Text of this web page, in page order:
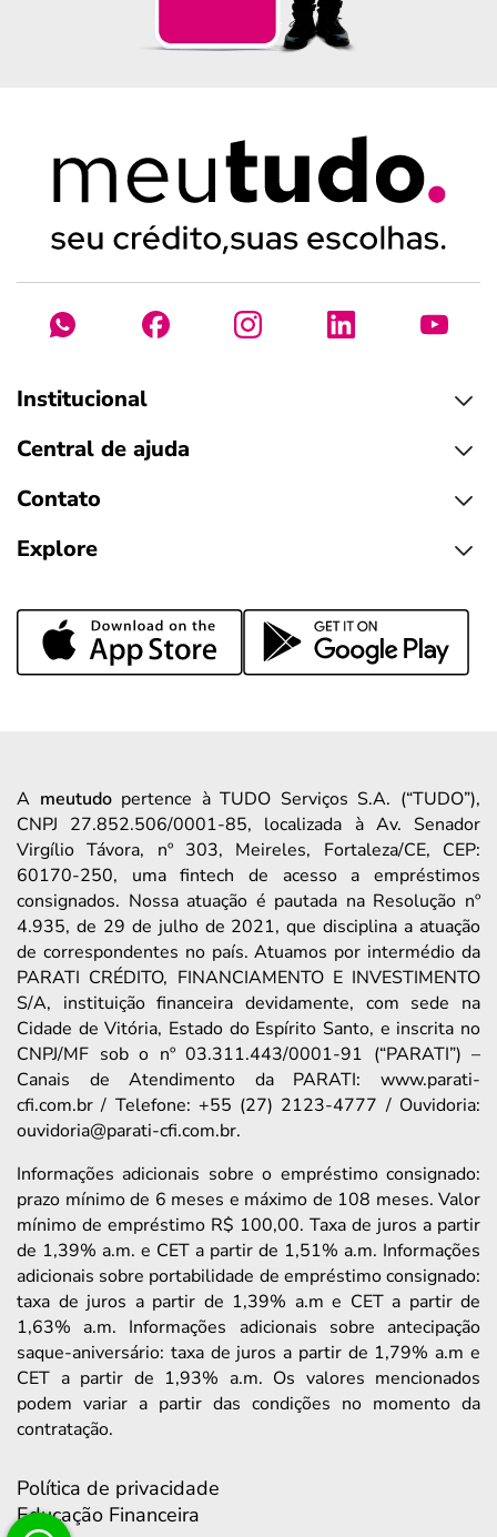
Institucional
Central de ajuda
Contato
Explore
A meutudopertence à TUDO Serviços S.A. (“TUDO”),
CNPJ 27.852.506/0001-85, localizada à Av. Senador
Virgílio Távora, nº 303, Meireles, Fortaleza/CE, CEP:
60170-250, uma fintech de acesso a empréstimos
consignados. Nossa atuação é pautada na Resolução nº
4.935, de 29 de julho de 2021, que disciplina a atuação
de correspondentes no país. Atuamos por intermédio da
PARATI CRÉDITO, FINANCIAMENTO E INVESTIMENTO
S/A, instituição financeira devidamente, com sede na
Cidade de Vitória, Estado do Espírito Santo, e inscrita no
CNPJ/MF sob o nº 03.311.443/0001-91 (“PARATI”) –
Canais de Atendimento da PARATI: www.parati-
cfi.com.br / Telefone: +55 (27) 2123-4777 / Ouvidoria:
ouvidoria@parati-cfi.com.br.
Informações adicionais sobre o empréstimo consignado:
prazo mínimo de 6 meses e máximo de 108 meses. Valor
mínimo de empréstimo R$ 100,00. Taxa de juros a partir
de 1,39% a.m. e CET a partir de 1,51% a.m. Informações
adicionais sobre portabilidade de empréstimo consignado:
taxa de juros a partir de 1,39% a.m e CET a partir de
1,63% a.m. Informações adicionais sobre antecipação
saque-aniversário: taxa de juros a partir de 1,79% a.m e
CET a partir de 1,93% a.m. Os valores mencionados
podem variar a partir das condições no momento da
contratação.
Política de privacidade
Educação Financeira